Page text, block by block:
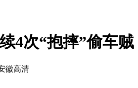
4次“抱摔”偷车贼
徽高清